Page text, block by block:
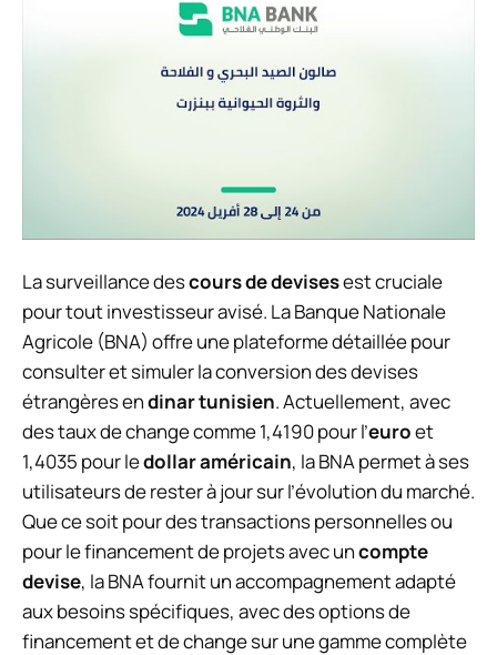
La surveillance descours de devisesest cruciale
pour tout investisseur avisé. La Banque Nationale
Agricole (BNA) offre une plateforme détaillée pour
consulter et simuler la conversion des devises
étrangères endinar tunisien. Actuellement, avec
des taux de change comme 1,4190 pour l’euroet
1,4035 pour ledollar américain, la BNA permet à ses
utilisateurs de rester à jour sur l’évolution du marché.
Que ce soit pour des transactions personnelles ou
pour le financement de projets avec uncompte
devise, la BNA fournit un accompagnement adapté
aux besoins spécifiques, avec des options de
financement et de change sur une gamme complète